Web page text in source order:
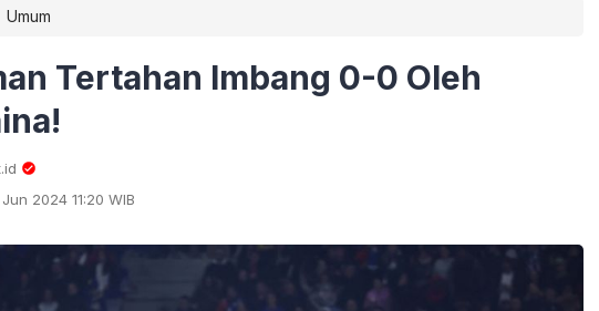
Umum
Tertahan Imbang 0-0 Oleh
2024 11:20 WIB